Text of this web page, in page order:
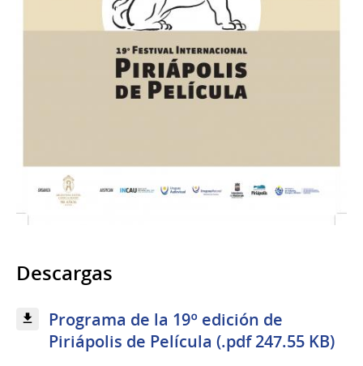
Descargas
Programa de la 19º edición de
Piriápolis de Película (.pdf 247.55 KB)